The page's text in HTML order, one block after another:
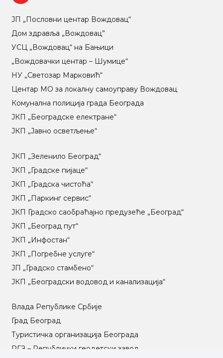
ЈП „Пословни центар Вождовац“
Дом здравља „Вождовац”
УСЦ „Вождовац“ на Бањици
„Вождовачки центар – Шумице“
НУ „Светозар Марковић“
Центар МO за локалну самоуправу Вождовац
Комунална полиција града Београда
ЈКП „Београдске електране“
ЈКП „Јавно осветљење“
ЈКП „Зеленило Београд“
ЈКП „Градске пијаце“
ЈКП „Градска чистоћа“
ЈКП „Паркинг сервис“
ЈКП Градско саобраћајно предузеће „Београд“
ЈКП „Београд пут“
ЈКП „Инфостан“
ЈКП „Погребне услуге“
ЈП „Градско стамбено“
ЈКП „Београдски водовод и канализација“
Влада Републике Србије
Град Београд
Туристичка организација Београда
РГЗ – Републички геодетски завод